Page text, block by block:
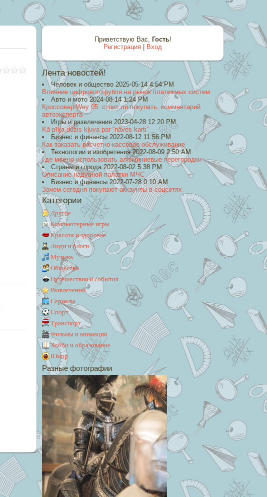
Приветствую Вас, Гость!
Регистрация
Вход
Лента новостей!
Человек и общество 2025-05-14 4:54 PM
Влияние цифрового рубля на рынок платежных систем
Авто и мото 2024-08-14 1:24 PM
Кроссовер Wey 05: стоит ли покупать, комментарий
автоэксперта
Игры и развлечения 2023-04-28 12:20 PM
Kā pīķa dūzis kļuva par “nāves karti”
Бизнес и финансы 2022-08-12 11:56 PM
Как заказать расчетно-кассовое обслуживание
Технологии и изобретения 2022-08-09 2:50 AM
Где можно использовать алюминиевые перегородки
Страны и города 2022-08-02 5:38 PM
Описание надувной палатки МЧС
Бизнес и финансы 2022-07-28 0:10 AM
Зачем сегодня покупают аккаунты в соцсетях
Категории
Другое
Компьютерные игры
Красота и здоровье
Люди и блоги
Музыка
Общество
Путешествия и события
Развлечения
Сериалы
Спорт
Транспорт
Фильмы и анимация
Хобби и образование
Юмор
Разные фотографии